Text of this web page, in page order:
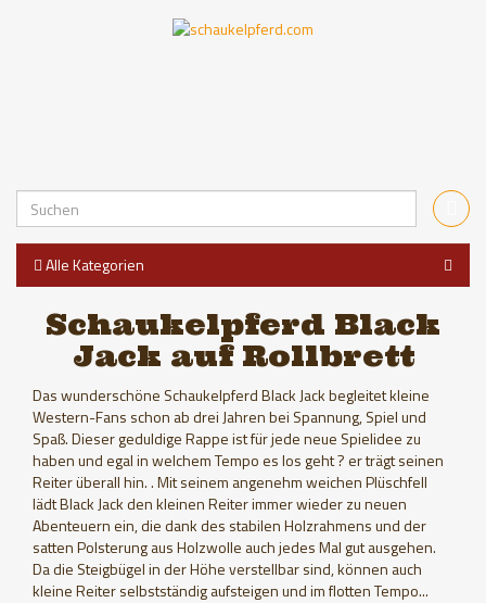
Alle Kategorien
Schaukelpferd Black
Jack auf Rollbrett
Das wunderschöne Schaukelpferd Black Jack begleitet kleine
Western-Fans schon ab drei Jahren bei Spannung, Spiel und
Spaß. Dieser geduldige Rappe ist für jede neue Spielidee zu
haben und egal in welchem Tempo es los geht ? er trägt seinen
Reiter überall hin. . Mit seinem angenehm weichen Plüschfell
lädt Black Jack den kleinen Reiter immer wieder zu neuen
Abenteuern ein, die dank des stabilen Holzrahmens und der
satten Polsterung aus Holzwolle auch jedes Mal gut ausgehen.
Da die Steigbügel in der Höhe verstellbar sind, können auch
kleine Reiter selbstständig aufsteigen und im flotten Tempo...